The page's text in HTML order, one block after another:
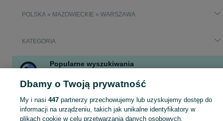
POLSKA » MAZOWIECKIE » WARSZAWA
KATEGORIA
Popularne wyszukiwania
bransoletka srebrna z bursztynem
Szeroki wybór bransoletek Warszawa ▶️ srebrne, złote, z kamieniami i zawieszkami ✅ Nowe i używane ✌ Porównaj ceny i wybierz ofertę na OLX.pl!
Dbamy o Twoją prywatność
My i nasi 447partnerzy przechowujemy lub uzyskujemy dostęp do
informacji na urządzeniu, takich jak unikalne identyfikatory w
plikach cookie w celu przetwarzania danych osobowych.